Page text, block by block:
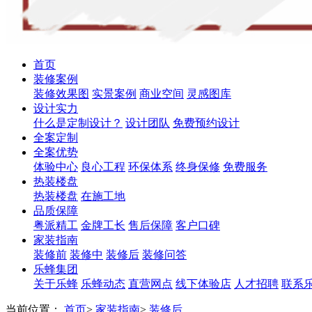
首页
装修案例
装修效果图 实景案例 商业空间 灵感图库
设计实力
什么是定制设计？ 设计团队 免费预约设计
全案定制
全案优势
体验中心 良心工程 环保体系 终身保修 免费服务
热装楼盘
热装楼盘 在施工地
品质保障
粤派精工 金牌工长 售后保障 客户口碑
家装指南
装修前 装修中 装修后 装修问答
乐蜂集团
关于乐蜂 乐蜂动态 直营网点 线下体验店 人才招聘 联系
当前位置： 首页> 家装指南> 装修后